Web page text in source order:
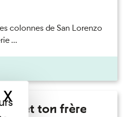
colonnes de San Lorenzo
...
Toi et ton frère
XMasquer le